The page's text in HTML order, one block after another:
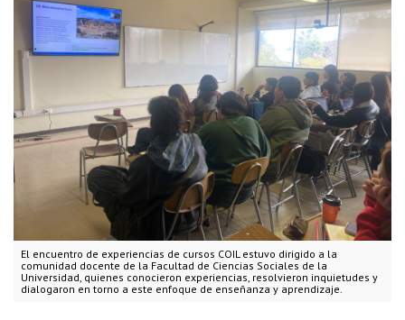
El encuentro de experiencias de cursos COIL estuvo dirigido a la
comunidad docente de la Facultad de Ciencias Sociales de la
Universidad, quienes conocieron experiencias, resolvieron inquietudes y
dialogaron en torno a este enfoque de enseñanza y aprendizaje.